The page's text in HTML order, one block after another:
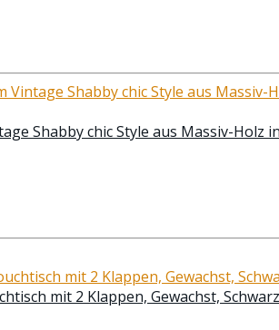
Shabby chic Style aus Massiv-
mit 2 Klappen, Gewachst,